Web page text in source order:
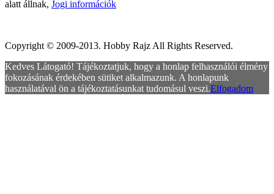
alatt állnak, Jogi információk
Copyright © 2009-2013. Hobby Rajz All Rights Reserved.
Kedves Látogató! Tájékoztatjuk, hogy a honlap felhasználói élmény
fokozásának érdekében sütiket alkalmazunk. A honlapunk
használatával ön a tájékoztatásunkat tudomásul veszi.Elfogadom